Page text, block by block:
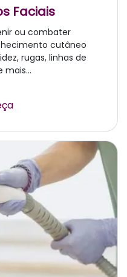
Faciais
ou combater
cutâneo
rugas, linhas de
mais...